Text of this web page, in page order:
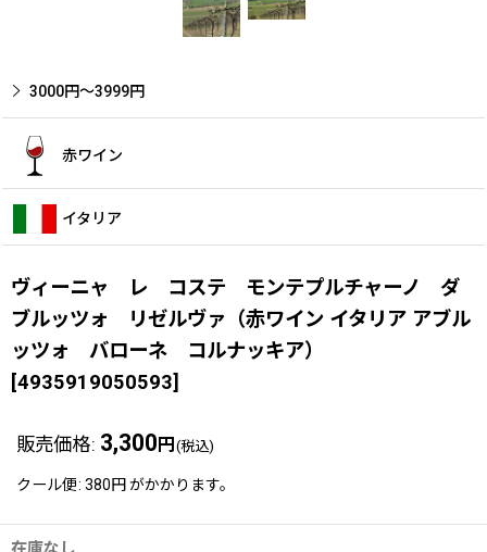
3000円〜3999円
赤ワイン
イタリア
ヴィーニャ レ コステ モンテプルチャーノ ダ
ブルッツォ リゼルヴァ（赤ワイン イタリア アブル
ッツォ バローネ コルナッキア）
[4935919050593]
販売価格: 3,300 円 (税込)
クール便: 380円がかかります。